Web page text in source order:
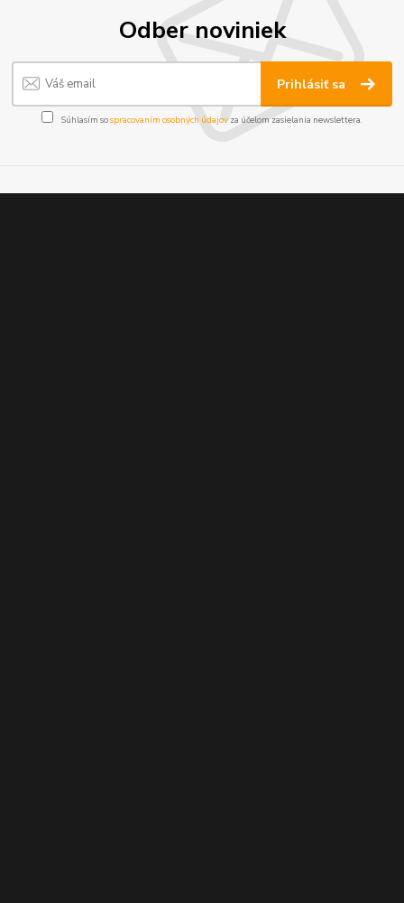
Odber noviniek
Prihlásiť sa
Súhlasím sospracovaním osobných údajov za účelom zasielania newslettera.